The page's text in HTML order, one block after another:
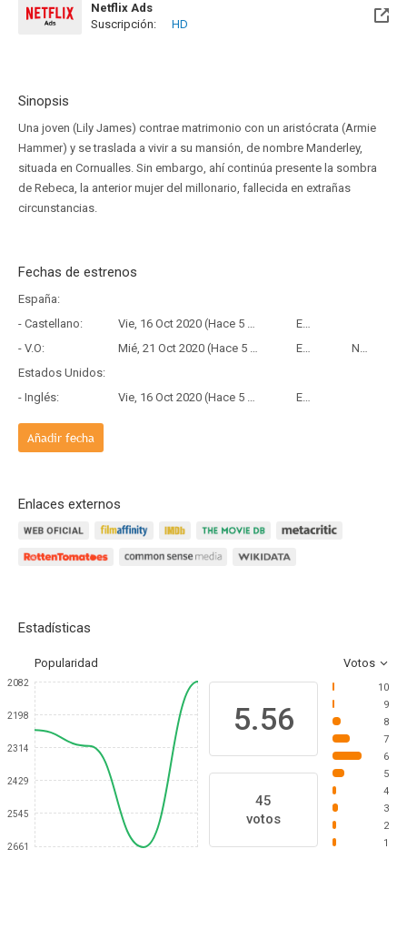
Netflix Ads
Suscripción:
HD
Sinopsis
Una joven (Lily James) contrae matrimonio con un aristócrata (Armie
Hammer) y se traslada a vivir a su mansión, de nombre Manderley,
situada en Cornualles. Sin embargo, ahí continúa presente la sombra
de Rebeca, la anterior mujer del millonario, fallecida en extrañas
circunstancias.
Fechas de estrenos
España:
- Castellano:
Vie, 16 Oct 2020 (Hace 5 años y 9 meses)
Estreno
- V.O:
Mié, 21 Oct 2020 (Hace 5 años y 9 meses) Estreno
Netflix
Estados Unidos:
- Inglés:
Vie, 16 Oct 2020 (Hace 5 años y 9 meses) Estreno
Añadir fecha
Enlaces externos
Estadísticas
Popularidad Votos
2082
2198
2314
2429
2545
2661
5.56
45
votos
10
9
8
7
6
5
4
3
2
1